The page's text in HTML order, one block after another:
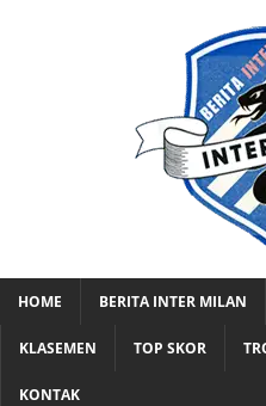
HOME BERITA INTER MILAN
KLASEMEN TOP SKOR
KONTAK